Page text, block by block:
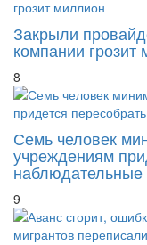
Закрыли
компании грозит
8
Семь человек
учреждениям
наблюдательные
9